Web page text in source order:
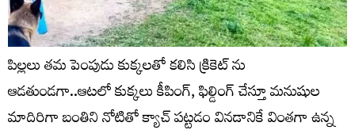
పిల్లలు తమ పెంపుడు కుక్కలతో కలిసి క్రికెట్ ను
ఆడతుండగా..ఆటలో కుక్కలు కీపింగ్, ఫిల్డింగ్ చేస్తూ మనుషుల
మాదిరిగా బంతిని నోటితో క్యాచ్ పట్టడం వినడానికే వింతగా ఉన్న